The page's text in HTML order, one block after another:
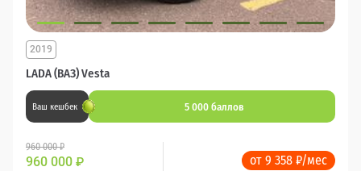
LADA (ВАЗ) Vesta
2019
Ваш кешбек 5 000 баллов
960 000 ₽
960 000 ₽ от 9 358 ₽/мес